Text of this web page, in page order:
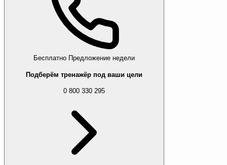
Бесплатно Предложение недели
Подберём тренажёр под ваши цели
0 800 330 295